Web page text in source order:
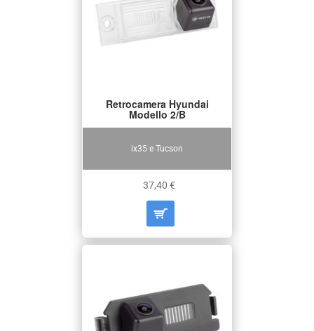
ix35 e Tucson
Retrocamera Hyundai
Modello 2/B
37,40 €